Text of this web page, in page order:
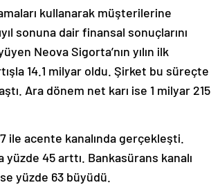
kullanarak müşterilerine
sonuna dair finansal sonuçlarını
Neova Sigorta’nın yılın ilk
14.1 milyar oldu. Şirket bu süreçte
Ara dönem net karı ise 1 milyar 215
ile acente kanalında gerçekleşti.
45 arttı. Bankasürans kanalı
yüzde 63 büyüdü.